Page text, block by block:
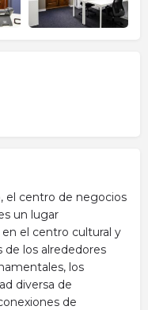
el centro de negocios
un lugar
el centro cultural y
de los alrededores
los
diversa de
de